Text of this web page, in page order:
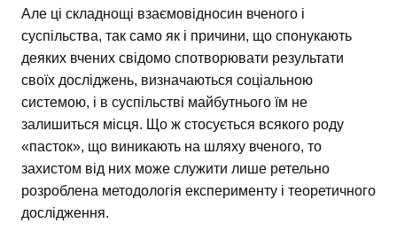
Але ці складнощі взаємовідносин вченого і
суспільства, так само як і причини, що спонукають
деяких вчених свідомо спотворювати результати
своїх досліджень, визначаються соціальною
системою, і в суспільстві майбутнього їм не
залишиться місця. Що ж стосується всякого роду
«пасток», що виникають на шляху вченого, то
захистом від них може служити лише ретельно
розроблена методологія експерименту і теоретичного
дослідження.